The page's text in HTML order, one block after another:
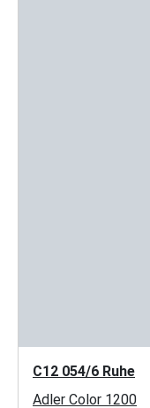
C12 054/6 Ruhe
Adler Color 1200